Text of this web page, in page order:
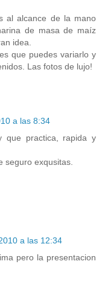
al alcance de la mano
de masa de maíz
idea.
que puedes variarlo y
Las fotos de lujo!
a las 8:34
que practica, rapida y
seguro exqusitas.
a las 12:34
pero la presentacion